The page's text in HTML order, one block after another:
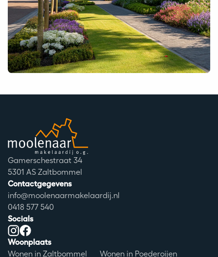
Moolenaar logo
Adres
Gamerschestraat 34
Postcode
5301 AS Zaltbommel
Contactgegevens
info@moolenaarmakelaardij.nl
0418 577 540
Woonplaats
Wonen in Zaltbommel
Wonen in Poederoijen
Socials
Instagram
Facebook